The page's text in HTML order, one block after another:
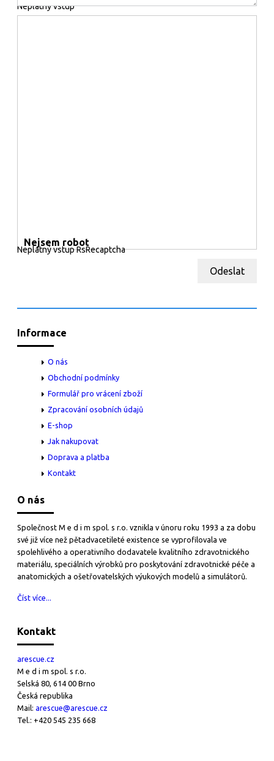
Neplatný vstup
Nejsem robot
Neplatný vstup RsRecaptcha
Odeslat
Informace
O nás
Obchodní podmínky
Formulář pro vrácení zboží
Zpracování osobních údajů
E-shop
Jak nakupovat
Doprava a platba
Kontakt
O nás
Společnost M e d i m spol. s r.o. vznikla v únoru roku 1993 a za dobu
své již více než pětadvacetileté existence se vyprofilovala ve
spolehlivého a operativního dodavatele kvalitního zdravotnického
materiálu, speciálních výrobků pro poskytování zdravotnické péče a
anatomických a ošetřovatelských výukových modelů a simulátorů.
Číst více...
Kontakt
arescue.cz
M e d i m spol. s r.o.
Selská 80, 614 00 Brno
Česká republika
Mail: arescue@arescue.cz
Tel.: +420 545 235 668